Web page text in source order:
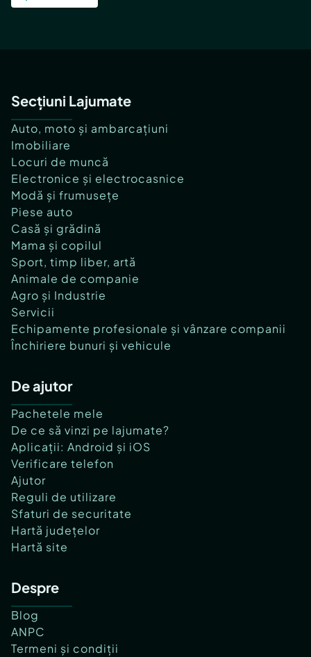
Secțiuni Lajumate
Auto, moto și ambarcațiuni
Imobiliare
Locuri de muncă
Electronice și electrocasnice
Modă și frumusețe
Piese auto
Casă și grădină
Mama și copilul
Sport, timp liber, artă
Animale de companie
Agro și Industrie
Servicii
Echipamente profesionale și vânzare companii
Închiriere bunuri și vehicule
De ajutor
Pachetele mele
De ce să vinzi pe lajumate?
Aplicații: Android și iOS
Verificare telefon
Ajutor
Reguli de utilizare
Sfaturi de securitate
Hartă județelor
Hartă site
Despre
Blog
ANPC
Termeni și condiții